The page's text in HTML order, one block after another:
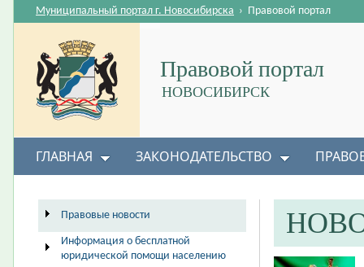
Правовой портал
НОВОСИБИРСК
Муниципальный портал г. Новосибирска › Правовой портал
ГЛАВНАЯ ЗАКОНОДАТЕЛЬСТВО
Правовые новости
Информация о бесплатной
юридической помощи населению